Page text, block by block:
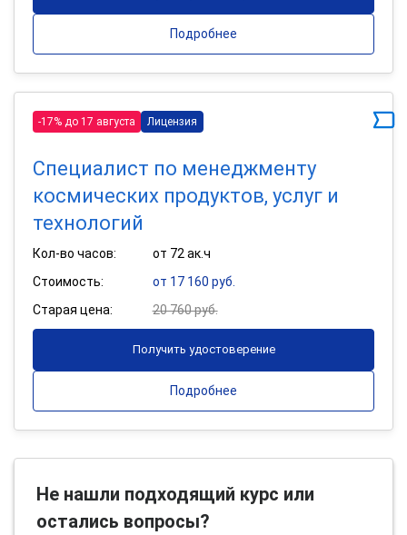
Подробнее
-17% до 17 августа Лицензия
Специалист по менеджменту
космических продуктов, услуг и
технологий
Кол-во часов:
от 72 ак.ч
Стоимость:
от 17 160 руб.
Старая цена:
20 760 руб.
Получить удостоверение
Подробнее
Не нашли подходящий курс или
остались вопросы?